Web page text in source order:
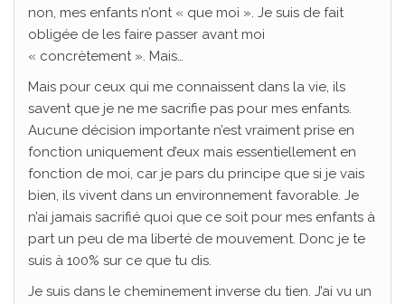
non, mes enfants n’ont « que moi ». Je suis de fait
obligée de les faire passer avant moi
« concrètement ». Mais…
Mais pour ceux qui me connaissent dans la vie, ils
savent que je ne me sacrifie pas pour mes enfants.
Aucune décision importante n’est vraiment prise en
fonction uniquement d’eux mais essentiellement en
fonction de moi, car je pars du principe que si je vais
bien, ils vivent dans un environnement favorable. Je
n’ai jamais sacrifié quoi que ce soit pour mes enfants à
part un peu de ma liberté de mouvement. Donc je te
suis à 100% sur ce que tu dis.
Je suis dans le cheminement inverse du tien. J’ai vu un